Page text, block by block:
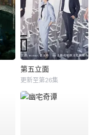
第五立面
更新至第26集